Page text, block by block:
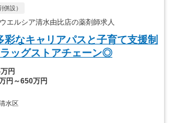
併設）
エルシア清水由比店の薬剤師求人
彩なキャリアパスと子育て支援制
ッグストアチェーン◎
円
円～650万円
水区